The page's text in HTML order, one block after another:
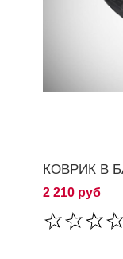
КОВРИК В
2 210 руб